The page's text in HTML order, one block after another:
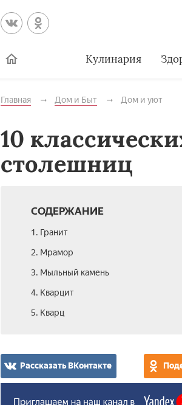
Кулинария
Главная Дом и Быт Дом и уют
10
столешниц
СОДЕРЖАНИЕ
1. Гранит
2. Мрамор
3. Мыльный камень
4. Кварцит
5. Кварц
Рассказать ВКонтакте